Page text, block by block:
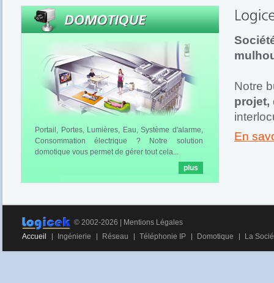
Portail, Portes, Lumières, Eau, Système d'alarme,
Consommation électrique ? Notre solution
domotique vous permet de gérer tout cela...
plus
Notre
projet,
En
© 2002-2026 |
Mentions Légales
Accueil
Ingénierie Réseau Téléphonie IP Domotique La